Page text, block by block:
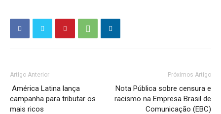
Artigo Anterior
América Latina lança
campanha para tributar os
mais ricos
Próximos Artigo
Nota Pública sobre censura e
racismo na Empresa Brasil de
Comunicação (EBC)